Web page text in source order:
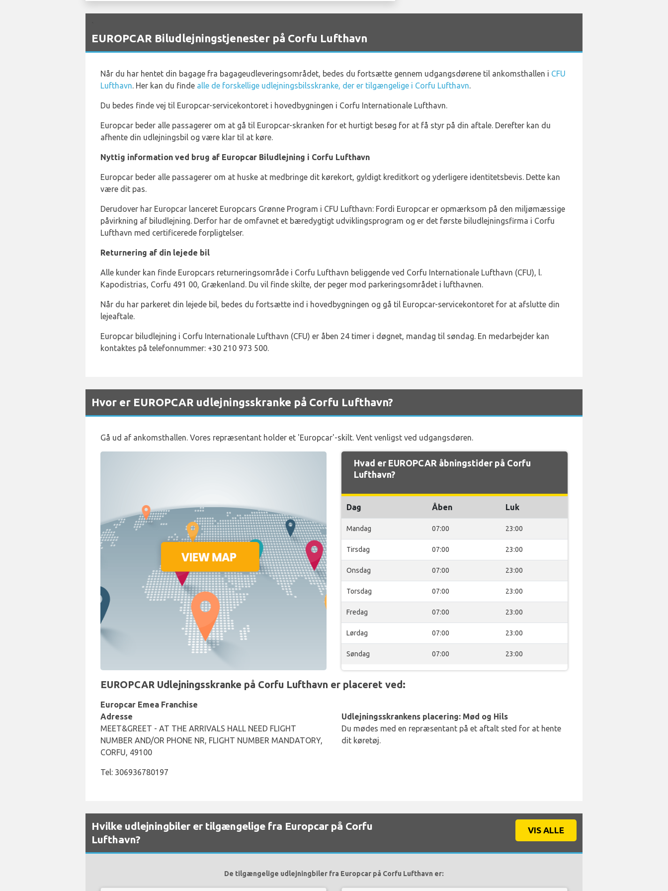
EUROPCAR Biludlejningstjenester på Corfu Lufthavn
Når du har hentet din bagage fra bagageudleveringsområdet, bedes du fortsætte gennem udgangsdørene til ankomsthallen i CFU
Lufthavn. Her kan du finde alle de forskellige udlejningsbilsskranke, der er tilgængelige i Corfu Lufthavn.
Du bedes finde vej til Europcar-servicekontoret i hovedbygningen i Corfu Internationale Lufthavn.
Europcar beder alle passagerer om at gå til Europcar-skranken for et hurtigt besøg for at få styr på din aftale. Derefter kan du
afhente din udlejningsbil og være klar til at køre.
Nyttig information ved brug af Europcar Biludlejning i Corfu Lufthavn
Europcar beder alle passagerer om at huske at medbringe dit kørekort, gyldigt kreditkort og yderligere identitetsbevis. Dette kan
være dit pas.
Derudover har Europcar lanceret Europcars Grønne Program i CFU Lufthavn: Fordi Europcar er opmærksom på den miljømæssige
påvirkning af biludlejning. Derfor har de omfavnet et bæredygtigt udviklingsprogram og er det første biludlejningsfirma i Corfu
Lufthavn med certificerede forpligtelser.
Returnering af din lejede bil
Alle kunder kan finde Europcars returneringsområde i Corfu Lufthavn beliggende ved Corfu Internationale Lufthavn (CFU), l.
Kapodistrias, Corfu 491 00, Grækenland. Du vil finde skilte, der peger mod parkeringsområdet i lufthavnen.
Når du har parkeret din lejede bil, bedes du fortsætte ind i hovedbygningen og gå til Europcar-servicekontoret for at afslutte din
lejeaftale.
Europcar biludlejning i Corfu Internationale Lufthavn (CFU) er åben 24 timer i døgnet, mandag til søndag. En medarbejder kan
kontaktes på telefonnummer: +30 210 973 500.
Hvor er EUROPCAR udlejningsskranke på Corfu Lufthavn?
Gå ud af ankomsthallen. Vores repræsentant holder et 'Europcar'-skilt. Vent venligst ved udgangsdøren.
Hvad er EUROPCAR åbningstider på Corfu
Lufthavn?
Dag Åben Luk
Mandag 07:00 23:00
Tirsdag 07:00 23:00
Onsdag 07:00 23:00
Torsdag 07:00 23:00
Fredag 07:00 23:00
Lørdag 07:00 23:00
Søndag 07:00 23:00
EUROPCAR Udlejningsskranke på Corfu Lufthavn er placeret ved:
Europcar Emea Franchise
Adresse
MEET&GREET - AT THE ARRIVALS HALL NEED FLIGHT
NUMBER AND/OR PHONE NR, FLIGHT NUMBER MANDATORY,
CORFU, 49100
Tel: 306936780197
Udlejningsskrankens placering: Mød og Hils
Du mødes med en repræsentant på et aftalt sted for at hente
dit køretøj.
Hvilke udlejningbiler er tilgængelige fra Europcar på Corfu
Lufthavn?
VIS ALLE
De tilgængelige udlejningbiler fra Europcar på Corfu Lufthavn er: